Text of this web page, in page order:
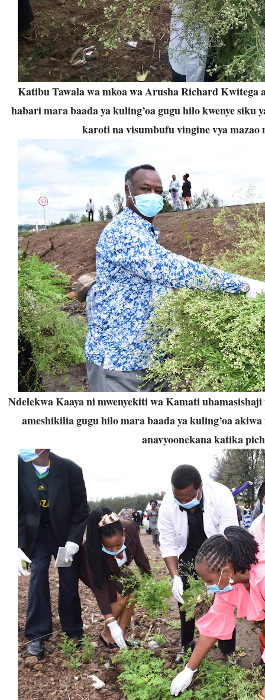
Katibu Tawala wa mkoa wa Arusha Richard Kwitega
habari mara baada ya kuling’oa gugu hilo kwenye siku
karoti na visumbufu vingine vya mazao
Ndelekwa Kaaya ni mwenyekiti wa Kamati
ameshikilia gugu hilo mara baada ya kuling’oa
anavyoonekana katika